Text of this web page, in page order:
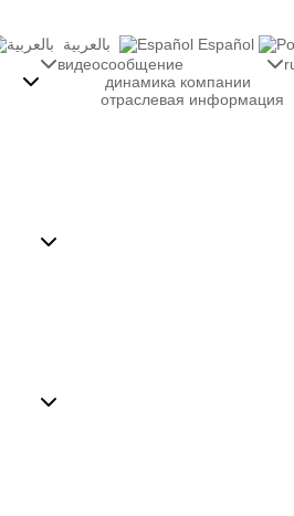
Español




видеосообщение

динамика компании
отраслевая информация